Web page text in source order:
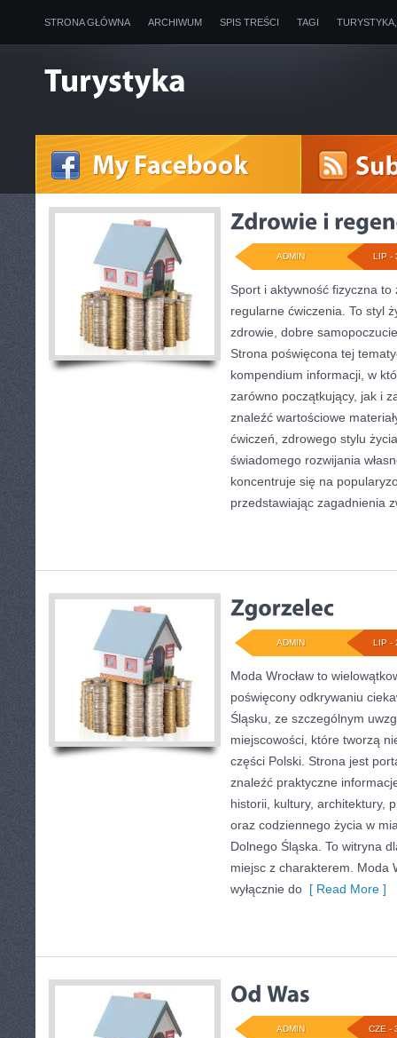
STRONA GŁÓWNA ARCHIWUM SPIS TREŚCI TAGI
LIP -
ADMIN
Sport i aktywność fizyczna
regularne ćwiczenia. To styl
zdrowie, dobre
Strona poświęcona tej
kompendium informacji, w
zarówno początkujący, jak i
znaleźć wartościowe
ćwiczeń, zdrowego stylu
świadomego rozwijania
koncentruje się na
przedstawiając zagadnienia
LIP -
ADMIN
Moda Wrocław to
poświęcony odkrywaniu
Śląsku, ze szczególnym
miejscowości, które tworzą
części Polski. Strona jest
znaleźć praktyczne
historii, kultury, architektury,
oraz codziennego życia w
Dolnego Śląska. To witryna
miejsc z charakterem. Moda
wyłącznie do [ Read More ]
CZE -
ADMIN